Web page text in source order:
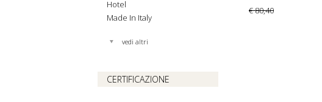
Hotel
Made In Italy
vedi altri
CERTIFICAZIONE
€ 80,40